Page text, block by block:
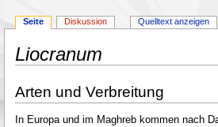
Liocranum
Navigation
springen
Suche
springen
Arten und Verbreitung
In Europa und im Maghreb kommen nach
Seite Diskussion Quelltext anzeigen